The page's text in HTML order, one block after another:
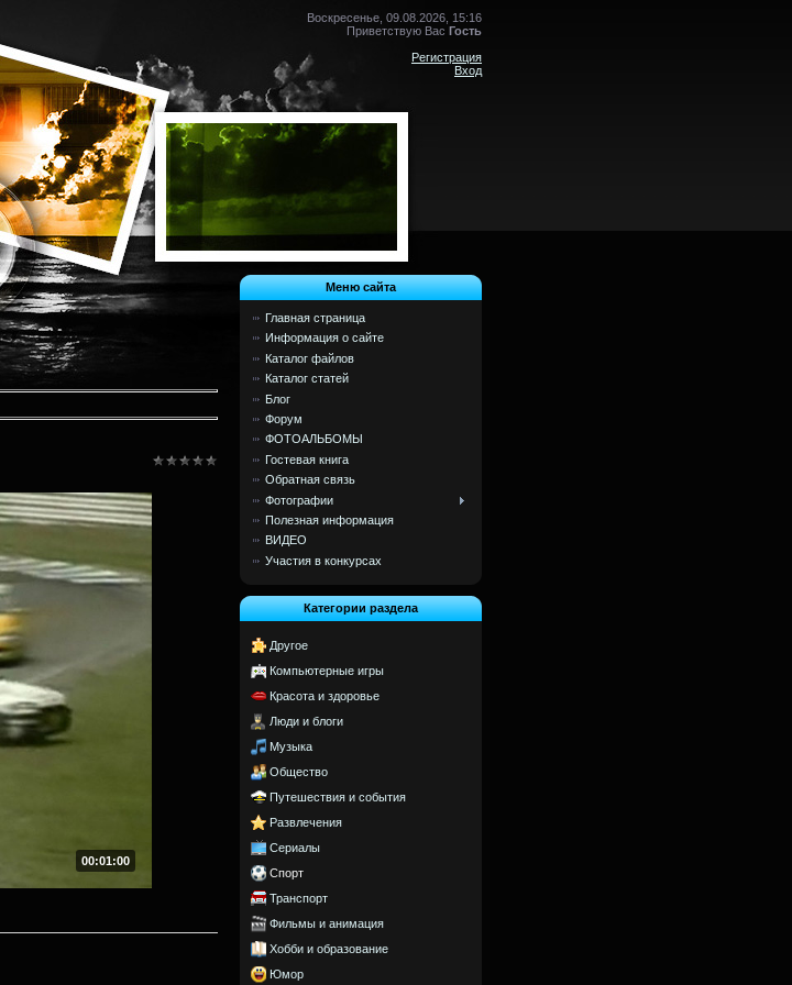
Воскресенье, 09.08.2026, 15:16
Приветствую Вас Гость
Регистрация
Вход
00:01:00
Меню сайта
Главная страница
Информация о сайте
Каталог файлов
Каталог статей
Блог
Форум
ФОТОАЛЬБОМЫ
Гостевая книга
Обратная связь
Фотографии
Полезная информация
ВИДЕО
Участия в конкурсах
Категории раздела
Другое
Компьютерные игры
Красота и здоровье
Люди и блоги
Музыка
Общество
Путешествия и события
Развлечения
Сериалы
Спорт
Транспорт
Фильмы и анимация
Хобби и образование
Юмор